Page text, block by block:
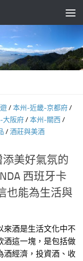
/本州-近畿-京都府/
大阪府/本州-關西/
/酒莊與美酒
美好氣氛的
西班牙卡
也能為生活與
來酒是生活文化中不
酒這一塊，是包括做
酒經濟，投資酒、收